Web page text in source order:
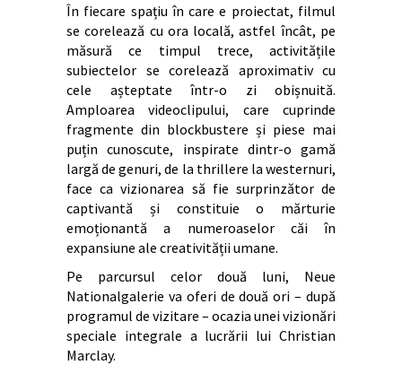
În fiecare spațiu în care e proiectat, filmul
se corelează cu ora locală, astfel încât, pe
măsură ce timpul trece, activitățile
subiectelor se corelează aproximativ cu
cele așteptate într-o zi obișnuită.
Amploarea videoclipului, care cuprinde
fragmente din blockbustere și piese mai
puțin cunoscute, inspirate dintr-o gamă
largă de genuri, de la thrillere la westernuri,
face ca vizionarea să fie surprinzător de
captivantă și constituie o mărturie
emoționantă a numeroaselor căi în
expansiune ale creativității umane.
Pe parcursul celor două luni, Neue
Nationalgalerie va oferi de două ori – după
programul de vizitare – ocazia unei vizionări
speciale integrale a lucrării lui Christian
Marclay.